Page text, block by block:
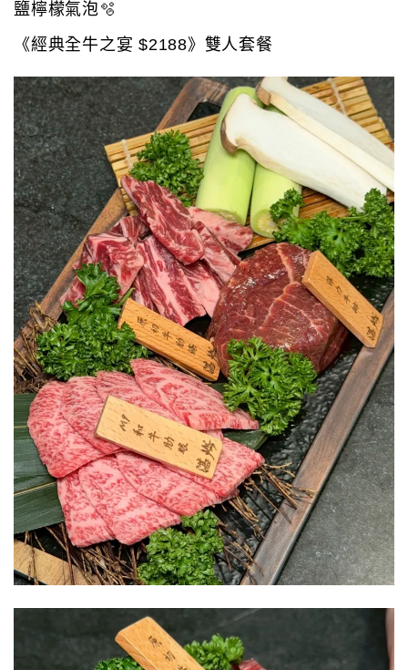
鹽檸檬氣泡🫧
《經典全牛之宴 $2188》雙人套餐